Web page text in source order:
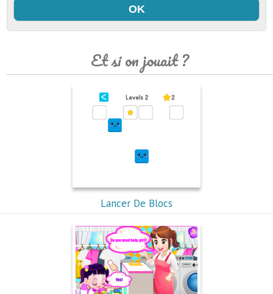
Et si on jouait ?
Lancer De Blocs